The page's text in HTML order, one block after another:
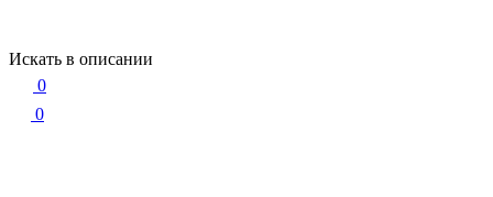
Искать в описании
0
0